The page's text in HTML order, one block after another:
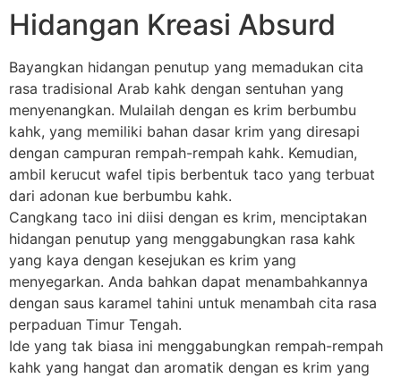
Hidangan Kreasi Absurd
Bayangkan hidangan penutup yang memadukan cita
rasa tradisional Arab kahk dengan sentuhan yang
menyenangkan. Mulailah dengan es krim berbumbu
kahk, yang memiliki bahan dasar krim yang diresapi
dengan campuran rempah-rempah kahk. Kemudian,
ambil kerucut wafel tipis berbentuk taco yang terbuat
dari adonan kue berbumbu kahk.
Cangkang taco ini diisi dengan es krim, menciptakan
hidangan penutup yang menggabungkan rasa kahk
yang kaya dengan kesejukan es krim yang
menyegarkan. Anda bahkan dapat menambahkannya
dengan saus karamel tahini untuk menambah cita rasa
perpaduan Timur Tengah.
Ide yang tak biasa ini menggabungkan rempah-rempah
kahk yang hangat dan aromatik dengan es krim yang